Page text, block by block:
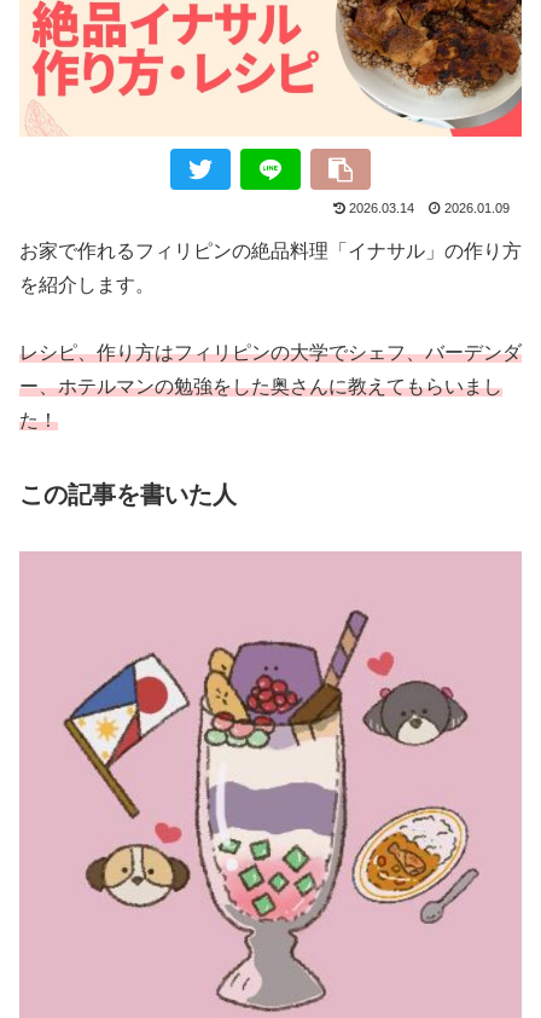
2026.03.14 2026.01.09
お家で作れるフィリピンの絶品料理「イナサル」の作り方
を紹介します。
レシピ、作り方はフィリピンの大学でシェフ、バーデンダ
ー、ホテルマンの勉強をした奥さんに教えてもらいまし
た！
この記事を書いた人